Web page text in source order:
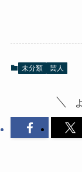
未分類 芸人